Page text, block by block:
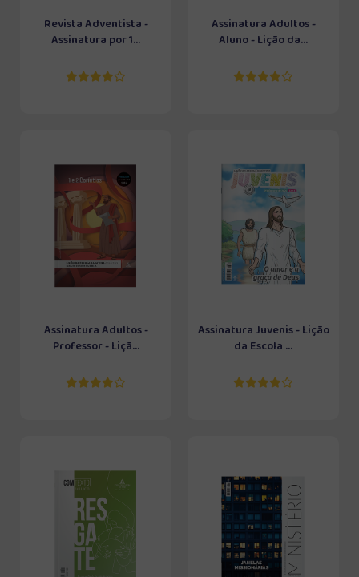
Revista Adventista -
Assinatura por 1...
Assinatura Adultos -
Aluno - Lição da...
Assinatura Adultos -
Professor - Liçã...
Assinatura Juvenis - Lição
da Escola ...